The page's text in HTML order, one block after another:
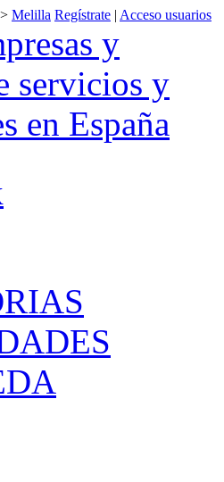
> Melilla Regístrate | Acceso usuarios